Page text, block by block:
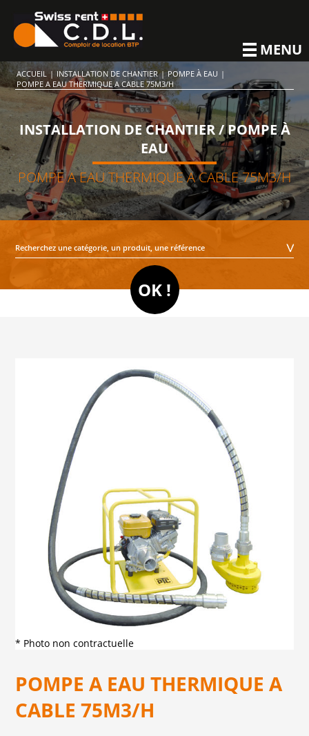
MENU
ACCUEIL | INSTALLATION DE CHANTIER | POMPE À EAU |
POMPE A EAU THERMIQUE A CABLE 75M3/H
INSTALLATION DE CHANTIER / POMPE À
EAU
POMPE A EAU THERMIQUE A CABLE 75M3/H
* Photo non contractuelle
POMPE A EAU THERMIQUE A
CABLE 75M3/H